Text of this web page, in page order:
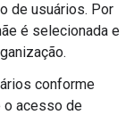
de usuários. Por
é selecionada e
conforme
o acesso de